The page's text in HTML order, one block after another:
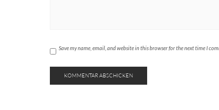
Save my name, email, and website in this browser for the next time I